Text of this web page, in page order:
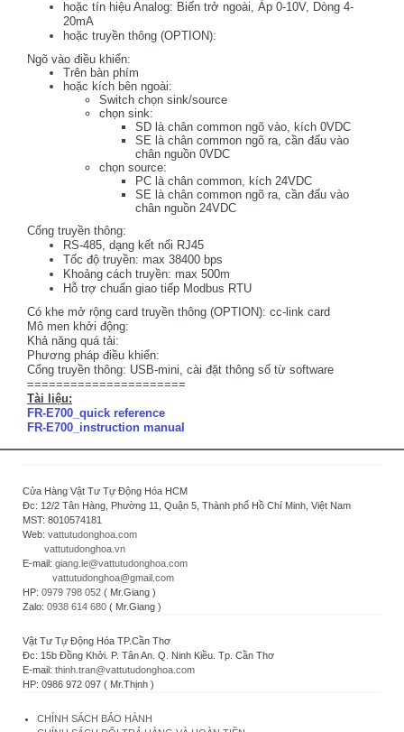
hoặc tín hiệu Analog: Biến trở ngoài, Áp 0-10V, Dòng 4-
20mA
hoặc truyền thông (OPTION):
Ngõ vào điều khiển:
Trên bàn phím
hoặc kích bên ngoài:
Switch chọn sink/source
chọn sink:
SD là chân common ngõ vào, kích 0VDC
SE là chân common ngõ ra, cần đấu vào
chân nguồn 0VDC
chọn source:
PC là chân common, kích 24VDC
SE là chân common ngõ ra, cần đấu vào
chân nguồn 24VDC
Cổng truyền thông:
RS-485, dạng kết nối RJ45
Tốc độ truyền: max 38400 bps
Khoảng cách truyền: max 500m
Hỗ trợ chuẩn giao tiếp Modbus RTU
Có khe mở rộng card truyền thông (OPTION): cc-link card
Mô men khởi động:
Khả năng quá tải:
Phương pháp điều khiển:
Cổng truyền thông: USB-mini, cài đặt thông số từ software
======================
Tài liệu:
FR-E700_quick reference
FR-E700_instruction manual
Cửa Hàng Vật Tư Tự Động Hóa HCM
Đc: 12/2 Tân Hàng, Phường 11, Quận 5, Thành phố Hồ Chí Minh, Việt Nam
MST: 8010574181
Web: vattutudonghoa.com
vattutudonghoa.vn
E-mail: giang.le@vattutudonghoa.com
vattutudonghoa@gmail.com
HP: 0979 798 052 ( Mr.Giang )
Zalo: 0938 614 680 ( Mr.Giang )
Vật Tư Tự Động Hóa TP.Cần Thơ
Đc: 15b Đồng Khởi. P. Tân An. Q. Ninh Kiều. Tp. Cần Thơ
E-mail: thinh.tran@vattutudonghoa.com
HP: 0986 972 097 ( Mr.Thịnh )
CHÍNH SÁCH BẢO HÀNH